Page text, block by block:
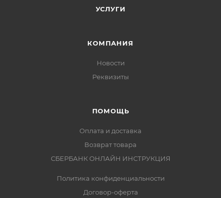
УСЛУГИ
КОМПАНИЯ
Новости
Реквизиты
ПОМОЩЬ
Оплата и доставка
Возврат товара
СБЕРБАНК ОНЛАЙН ИНСТРУКЦИЯ
Политика конфиденциальности
Договор-оферта